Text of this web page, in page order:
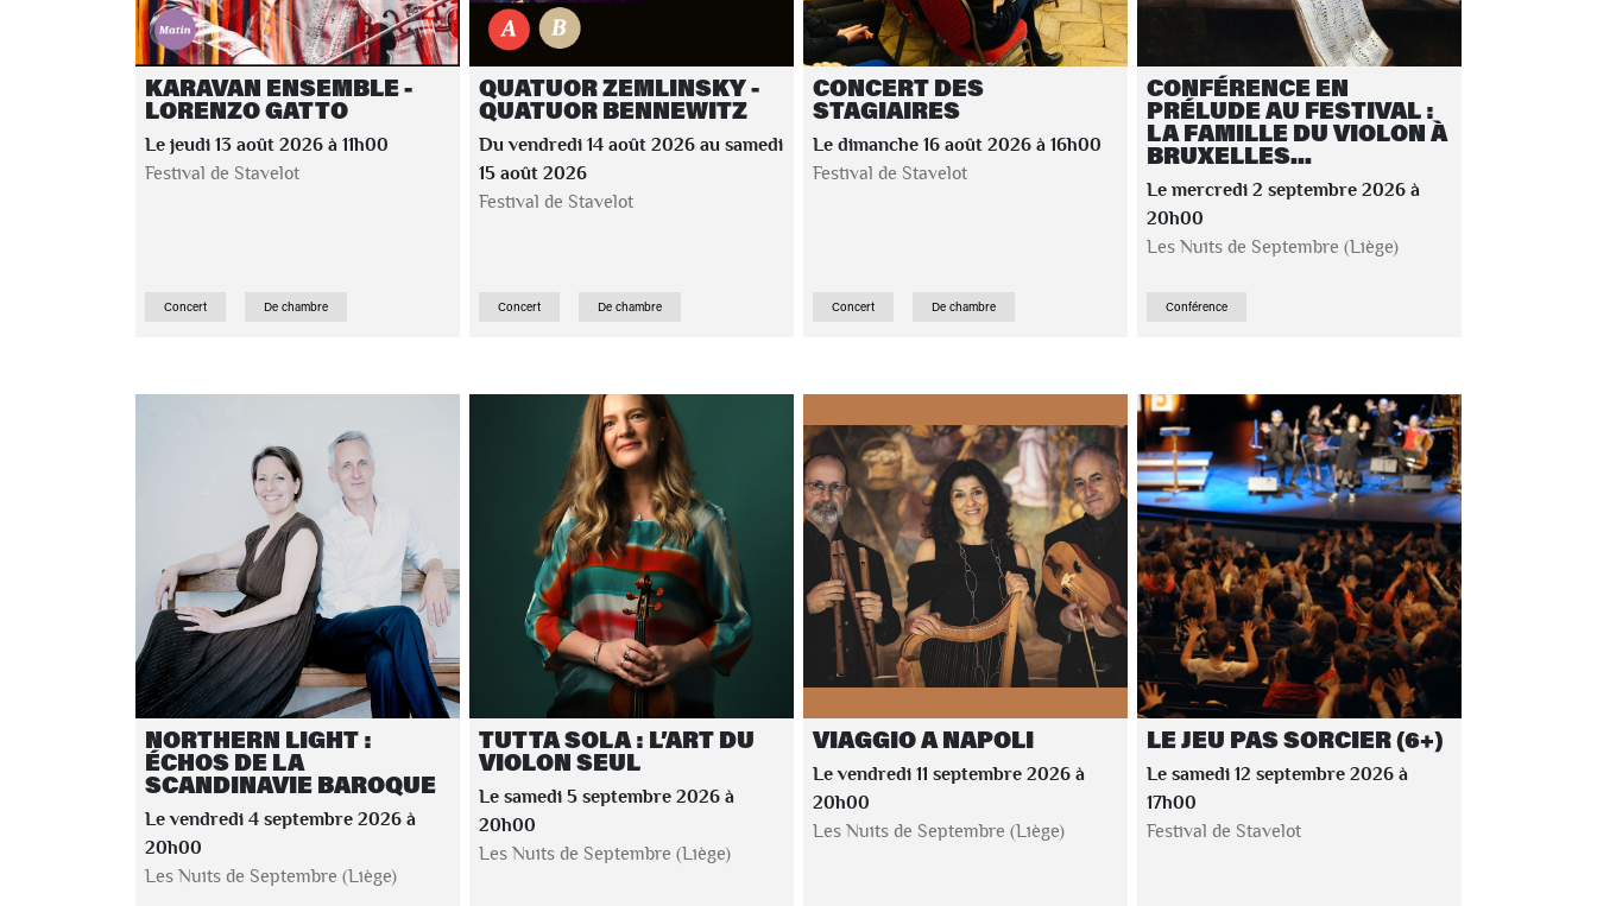
KARAVAN ENSEMBLE -
LORENZO GATTO
Le jeudi 13 août 2026 à 11h00
Festival de Stavelot
Concert De chambre
QUATUOR ZEMLINSKY -
QUATUOR BENNEWITZ
Du vendredi 14 août 2026 au samedi
15 août 2026
Festival de Stavelot
Concert De chambre
CONCERT DES
STAGIAIRES
Le dimanche 16 août 2026 à 16h00
Festival de Stavelot
Concert De chambre
CONFÉRENCE EN
PRÉLUDE AU FESTIVAL :
LA FAMILLE DU VIOLON À
BRUXELLES...
Le mercredi 2 septembre 2026 à
20h00
Les Nuits de Septembre (Liège)
Conférence
NORTHERN LIGHT :
ÉCHOS DE LA
SCANDINAVIE BAROQUE
Le vendredi 4 septembre 2026 à
20h00
Les Nuits de Septembre (Liège)
TUTTA SOLA : L’ART DU
VIOLON SEUL
Le samedi 5 septembre 2026 à
20h00
Les Nuits de Septembre (Liège)
VIAGGIO A NAPOLI
Le vendredi 11 septembre 2026 à
20h00
Les Nuits de Septembre (Liège)
LE JEU PAS SORCIER (6+)
Le samedi 12 septembre 2026 à
17h00
Festival de Stavelot